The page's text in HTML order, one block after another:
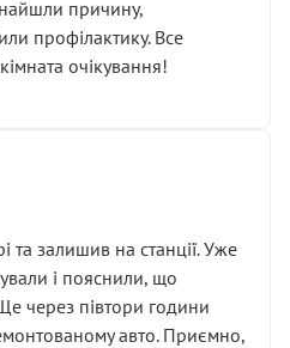
повернули, що
боксу, і скрип у гальмах
і був. Тобто оплачена
знімати колеса”
не можна
додаткових робіт без
дякую!
абсурдно:
причину,
профілактику. Все
очікування!
та залишив на станції. Уже
і пояснили, що
через півтори години
авто. Приємно,